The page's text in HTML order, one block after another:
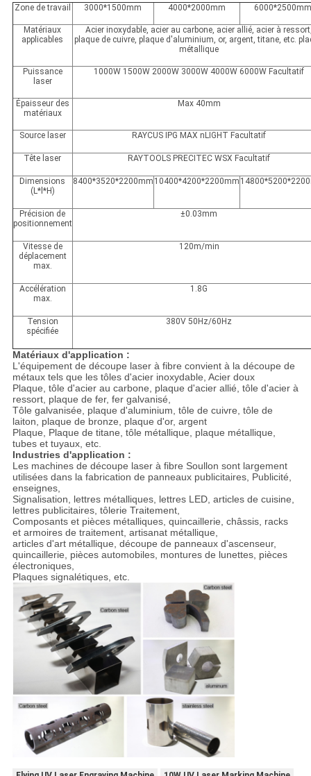
Zone de travail 3000*1500mm 4000*2000mm 6000*2500mm
Matériaux
applicables
Acier inoxydable, acier au carbone, acier allié, acier à
plaque de cuivre, plaque d'aluminium, or, argent, titane, etc.
métallique
Puissance
laser
1000W 1500W 2000W 3000W 4000W 6000W Facultatif
Épaisseur des
matériaux
Max 40mm
Source laser RAYCUS IPG MAX nLIGHT Facultatif
Tête laser RAYTOOLS PRECITEC WSX Facultatif
Dimensions
(L*l*H)
8400*3520*2200mm 10400*4200*2200mm
Précision de
positionnement
±0.03mm
Vitesse de
déplacement
max.
120m/min
Accélération
max.
1.8G
Tension
spécifiée
380V 50Hz/60Hz
Matériaux d'application :
L'équipement de découpe laser à fibre convient à la découpe de
métaux tels que les tôles d'acier inoxydable, Acier doux
Plaque, tôle d'acier au carbone, plaque d'acier allié, tôle d'acier à
ressort, plaque de fer, fer galvanisé,
Tôle galvanisée, plaque d'aluminium, tôle de cuivre, tôle de
laiton, plaque de bronze, plaque d'or, argent
Plaque, Plaque de titane, tôle métallique, plaque métallique,
tubes et tuyaux, etc.
Industries d'application :
Les machines de découpe laser à fibre Soullon sont largement
utilisées dans la fabrication de panneaux publicitaires, Publicité,
enseignes,
Signalisation, lettres métalliques, lettres LED, articles de cuisine,
lettres publicitaires, tôlerie Traitement,
Composants et pièces métalliques, quincaillerie, châssis, racks
et armoires de traitement, artisanat métallique,
articles d'art métallique, découpe de panneaux d'ascenseur,
quincaillerie, pièces automobiles, montures de lunettes, pièces
électroniques,
Plaques signalétiques, etc.